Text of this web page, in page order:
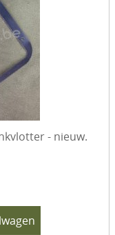
- nieuw.